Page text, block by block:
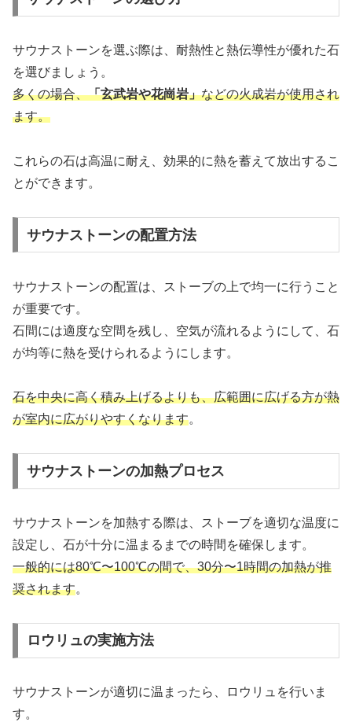
サウナストーンを選ぶ際は、耐熱性と熱伝導性が優れた石
を選びましょう。
多くの場合、「玄武岩や花崗岩」などの火成岩が使用され
ます。
これらの石は高温に耐え、効果的に熱を蓄えて放出するこ
とができます。
サウナストーンの配置方法
サウナストーンの配置は、ストーブの上で均一に行うこと
が重要です。
石間には適度な空間を残し、空気が流れるようにして、石
が均等に熱を受けられるようにします。
石を中央に高く積み上げるよりも、広範囲に広げる方が熱
が室内に広がりやすくなります。
サウナストーンの加熱プロセス
サウナストーンを加熱する際は、ストーブを適切な温度に
設定し、石が十分に温まるまでの時間を確保します。
一般的には80℃〜100℃の間で、30分〜1時間の加熱が推
奨されます。
ロウリュの実施方法
サウナストーンが適切に温まったら、ロウリュを行いま
す。